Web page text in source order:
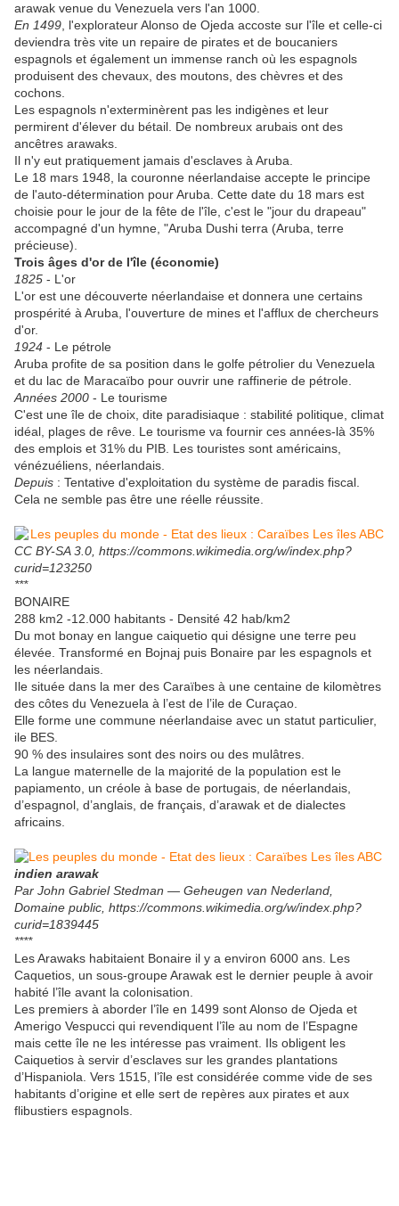
arawak venue du Venezuela vers l'an 1000.
En 1499 , l'explorateur Alonso de Ojeda accoste sur l'île et celle-ci
deviendra très vite un repaire de pirates et de boucaniers
espagnols et également un immense ranch où les espagnols
produisent des chevaux, des moutons, des chèvres et des
cochons.
Les espagnols n'exterminèrent pas les indigènes et leur
permirent d'élever du bétail. De nombreux arubais ont des
ancêtres arawaks.
Il n'y eut pratiquement jamais d'esclaves à Aruba.
Le 18 mars 1948, la couronne néerlandaise accepte le principe
de l'auto-détermination pour Aruba. Cette date du 18 mars est
choisie pour le jour de la fête de l'île, c'est le "jour du drapeau"
accompagné d'un hymne, "Aruba Dushi terra (Aruba, terre
précieuse).
Trois âges d'or de l'île (économie)
1825 - L'or
L'or est une découverte néerlandaise et donnera une certains
prospérité à Aruba, l'ouverture de mines et l'afflux de chercheurs
d'or.
1924 - Le pétrole
Aruba profite de sa position dans le golfe pétrolier du Venezuela
et du lac de Maracaïbo pour ouvrir une raffinerie de pétrole.
Années 2000 - Le tourisme
C'est une île de choix, dite paradisiaque : stabilité politique, climat
idéal, plages de rêve. Le tourisme va fournir ces années-là 35%
des emplois et 31% du PIB. Les touristes sont américains,
vénézuéliens, néerlandais.
Depuis : Tentative d'exploitation du système de paradis fiscal.
Cela ne semble pas être une réelle réussite.
CC BY-SA 3.0, https://commons.wikimedia.org/w/index.php?
curid=123250
***
BONAIRE
288 km2 -12.000 habitants - Densité 42 hab/km2
Du mot bonay en langue caiquetio qui désigne une terre peu
élevée. Transformé en Bojnaj puis Bonaire par les espagnols et
les néerlandais.
Ile située dans la mer des Caraïbes à une centaine de kilomètres
des côtes du Venezuela à l’est de l’ile de Curaçao.
Elle forme une commune néerlandaise avec un statut particulier,
ile BES.
90 % des insulaires sont des noirs ou des mulâtres.
La langue maternelle de la majorité de la population est le
papiamento, un créole à base de portugais, de néerlandais,
d’espagnol, d’anglais, de français, d’arawak et de dialectes
africains.
indien arawak
Par John Gabriel Stedman — Geheugen van Nederland,
Domaine public, https://commons.wikimedia.org/w/index.php?
curid=1839445
****
Les Arawaks habitaient Bonaire il y a environ 6000 ans. Les
Caquetios, un sous-groupe Arawak est le dernier peuple à avoir
habité l’île avant la colonisation.
Les premiers à aborder l’île en 1499 sont Alonso de Ojeda et
Amerigo Vespucci qui revendiquent l’île au nom de l’Espagne
mais cette île ne les intéresse pas vraiment. Ils obligent les
Caiquetios à servir d’esclaves sur les grandes plantations
d’Hispaniola. Vers 1515, l’île est considérée comme vide de ses
habitants d’origine et elle sert de repères aux pirates et aux
flibustiers espagnols.